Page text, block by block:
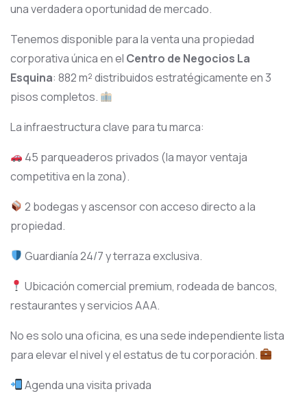
una verdadera oportunidad de mercado.
Tenemos disponible para la venta una propiedad
corporativa única en el Centro de Negocios La
Esquina: 882 m² distribuidos estratégicamente en 3
pisos completos.
La infraestructura clave para tu marca:
45 parqueaderos privados (la mayor ventaja
competitiva en la zona).
2 bodegas y ascensor con acceso directo a la
propiedad.
Guardianía 24/7 y terraza exclusiva.
Ubicación comercial premium, rodeada de bancos,
restaurantes y servicios AAA.
No es solo una oficina, es una sede independiente lista
para elevar el nivel y el estatus de tu corporación.
Agenda una visita privada